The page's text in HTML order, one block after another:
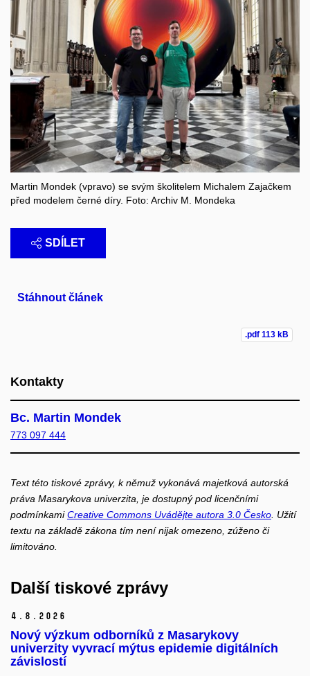
Martin Mondek (vpravo) se svým školitelem Michalem Zajačkem
před modelem černé díry. Foto: Archiv M. Mondeka
SDÍLET
Stáhnout článek
.pdf 113 kB
Kontakty
Bc. Martin Mondek
773 097 444
Text této tiskové zprávy, k němuž vykonává majetková autorská
práva Masarykova univerzita, je dostupný pod licenčními
podmínkamiCreative Commons Uvádějte autora 3.0 Česko . Užití
textu na základě zákona tím není nijak omezeno, zúženo či
limitováno.
Další tiskové zprávy
4. 8. 2026
Nový výzkum odborníků z Masarykovy
univerzity vyvrací mýtus epidemie digitálních
závislostí